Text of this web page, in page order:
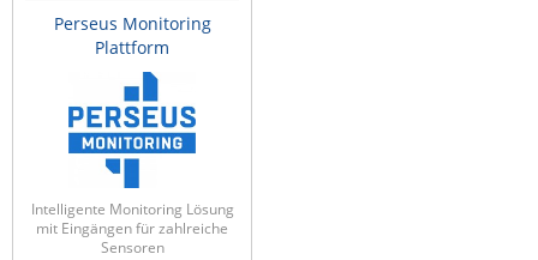
Vision
WATTECO
Westermo
Yuasa
ZPE Systems
Perseus Monitoring
Plattform
Intelligente Monitoring Lösung
mit Eingängen für zahlreiche
Sensoren